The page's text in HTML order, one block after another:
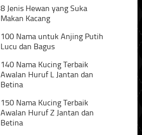
8 Jenis Hewan yang Suka
Makan Kacang
100 Nama untuk Anjing Putih
Lucu dan Bagus
140 Nama Kucing Terbaik
Awalan Huruf L Jantan dan
Betina
150 Nama Kucing Terbaik
Awalan Huruf Z Jantan dan
Betina